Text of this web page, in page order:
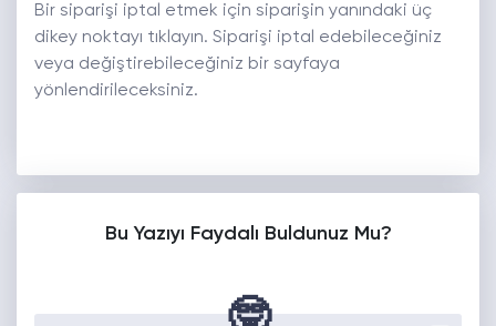
Bir siparişi iptal etmek için siparişin yanındaki üç
dikey noktayı tıklayın. Siparişi iptal edebileceğiniz
veya değiştirebileceğiniz bir sayfaya
yönlendirileceksiniz.
Bu Yazıyı Faydalı Buldunuz Mu?